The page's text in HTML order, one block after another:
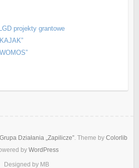
projekty grantowe
Działania „Zapilicze”. Theme by Colorlib
by WordPress
Designed by MB